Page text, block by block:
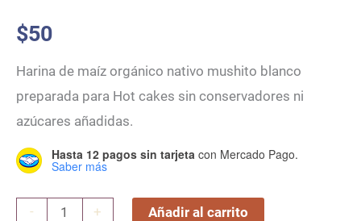
$50
Harina de maíz orgánico nativo mushito blanco
preparada para Hot cakes sin conservadores ni
azúcares añadidas.
Hasta 12 pagos sin tarjeta con Mercado Pago.
Saber más
-
Harina
+ Añadir al carrito